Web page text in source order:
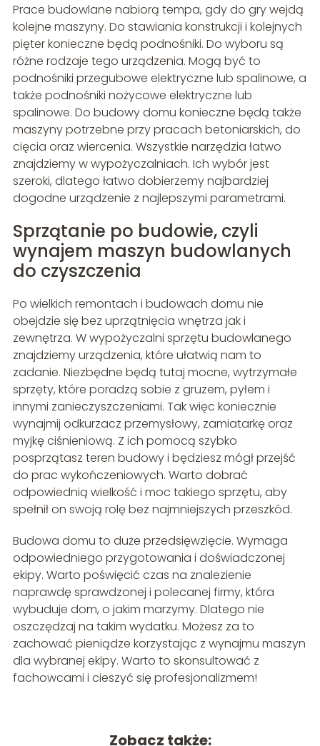
Prace budowlane nabiorą tempa, gdy do gry wejdą
kolejne maszyny. Do stawiania konstrukcji i kolejnych
pięter konieczne będą podnośniki. Do wyboru są
różne rodzaje tego urządzenia. Mogą być to
podnośniki przegubowe elektryczne lub spalinowe, a
także podnośniki nożycowe elektryczne lub
spalinowe. Do budowy domu konieczne będą także
maszyny potrzebne przy pracach betoniarskich, do
cięcia oraz wiercenia. Wszystkie narzędzia łatwo
znajdziemy w wypożyczalniach. Ich wybór jest
szeroki, dlatego łatwo dobierzemy najbardziej
dogodne urządzenie z najlepszymi parametrami.
Sprzątanie po budowie, czyli
wynajem maszyn budowlanych
do czyszczenia
Po wielkich remontach i budowach domu nie
obejdzie się bez uprzątnięcia wnętrza jak i
zewnętrza. W wypożyczalni sprzętu budowlanego
znajdziemy urządzenia, które ułatwią nam to
zadanie. Niezbędne będą tutaj mocne, wytrzymałe
sprzęty, które poradzą sobie z gruzem, pyłem i
innymi zanieczyszczeniami. Tak więc koniecznie
wynajmij odkurzacz przemysłowy, zamiatarkę oraz
myjkę ciśnieniową. Z ich pomocą szybko
posprzątasz teren budowy i będziesz mógł przejść
do prac wykończeniowych. Warto dobrać
odpowiednią wielkość i moc takiego sprzętu, aby
spełnił on swoją rolę bez najmniejszych przeszkód.
Budowa domu to duże przedsięwzięcie. Wymaga
odpowiedniego przygotowania i doświadczonej
ekipy. Warto poświęcić czas na znalezienie
naprawdę sprawdzonej i polecanej firmy, która
wybuduje dom, o jakim marzymy. Dlatego nie
oszczędzaj na takim wydatku. Możesz za to
zachować pieniądze korzystając z wynajmu maszyn
dla wybranej ekipy. Warto to skonsultować z
fachowcami i cieszyć się profesjonalizmem!
Zobacz także: